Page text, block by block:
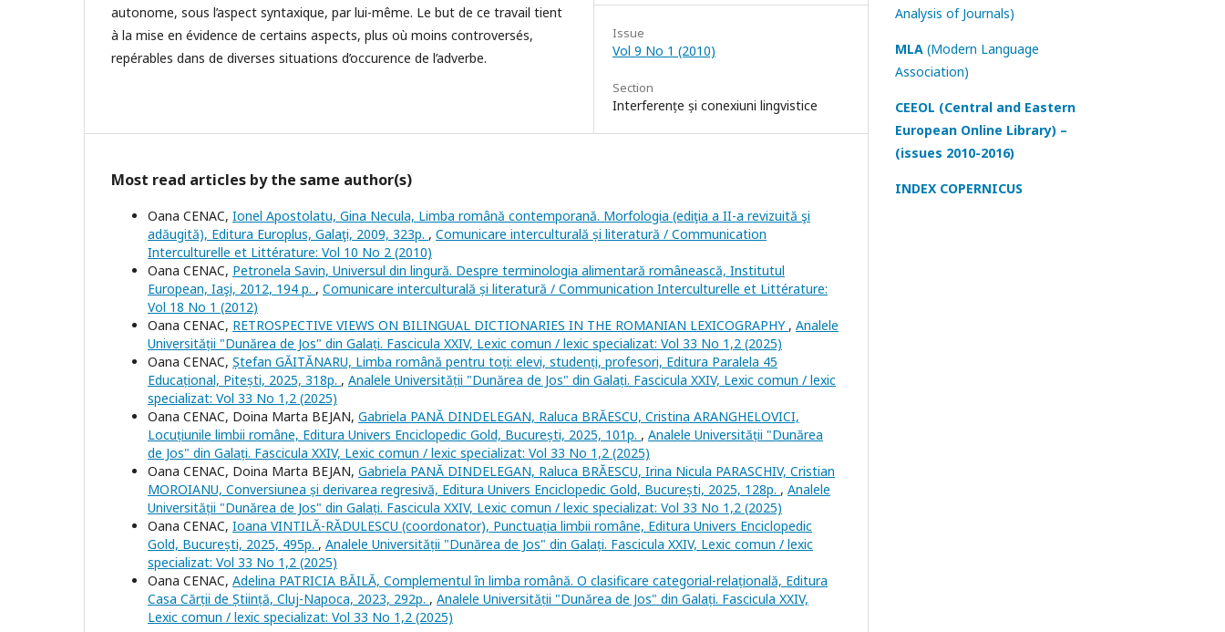
autonome, sous l’aspect syntaxique, par lui-même. Le but de ce travail tient
à la mise en évidence de certains aspects, plus où moins controversés,
repérables dans de diverses situations d’occurence de l’adverbe.
Issue
Vol 9 No 1 (2010)
Section
Interferențe și conexiuni lingvistice
Most read articles by the same author(s)
Oana CENAC, Ionel Apostolatu, Gina Necula, Limba română contemporană. Morfologia (ediţia a II-a revizuită şi
adăugită), Editura Europlus, Galaţi, 2009, 323p. , Comunicare interculturală și literatură / Communication
Interculturelle et Littérature: Vol 10 No 2 (2010)
Oana CENAC, Petronela Savin, Universul din lingură. Despre terminologia alimentară românească, Institutul
European, Iaşi, 2012, 194 p. , Comunicare interculturală și literatură / Communication Interculturelle et Littérature:
Vol 18 No 1 (2012)
Oana CENAC, RETROSPECTIVE VIEWS ON BILINGUAL DICTIONARIES IN THE ROMANIAN LEXICOGRAPHY , Analele
Universității "Dunărea de Jos" din Galați. Fascicula XXIV, Lexic comun / lexic specializat: Vol 33 No 1,2 (2025)
Oana CENAC, Ștefan GĂITĂNARU, Limba română pentru toți: elevi, studenți, profesori, Editura Paralela 45
Educațional, Pitești, 2025, 318p. , Analele Universității "Dunărea de Jos" din Galați. Fascicula XXIV, Lexic comun / lexic
specializat: Vol 33 No 1,2 (2025)
Oana CENAC, Doina Marta BEJAN, Gabriela PANĂ DINDELEGAN, Raluca BRĂESCU, Cristina ARANGHELOVICI,
Locuțiunile limbii române, Editura Univers Enciclopedic Gold, București, 2025, 101p. , Analele Universității "Dunărea
de Jos" din Galați. Fascicula XXIV, Lexic comun / lexic specializat: Vol 33 No 1,2 (2025)
Oana CENAC, Doina Marta BEJAN, Gabriela PANĂ DINDELEGAN, Raluca BRĂESCU, Irina Nicula PARASCHIV, Cristian
MOROIANU, Conversiunea și derivarea regresivă, Editura Univers Enciclopedic Gold, București, 2025, 128p. , Analele
Universității "Dunărea de Jos" din Galați. Fascicula XXIV, Lexic comun / lexic specializat: Vol 33 No 1,2 (2025)
Oana CENAC, Ioana VINTILĂ-RĂDULESCU (coordonator), Punctuația limbii române, Editura Univers Enciclopedic
Gold, București, 2025, 495p. , Analele Universității "Dunărea de Jos" din Galați. Fascicula XXIV, Lexic comun / lexic
specializat: Vol 33 No 1,2 (2025)
Oana CENAC, Adelina PATRICIA BĂILĂ, Complementul în limba română. O clasificare categorial-relațională, Editura
Casa Cărții de Știință, Cluj-Napoca, 2023, 292p. , Analele Universității "Dunărea de Jos" din Galați. Fascicula XXIV,
Lexic comun / lexic specializat: Vol 33 No 1,2 (2025)
Analysis of Journals)
MLA (Modern Language
Association)
CEEOL (Central and Eastern
European Online Library) –
(issues 2010-2016)
INDEX COPERNICUS